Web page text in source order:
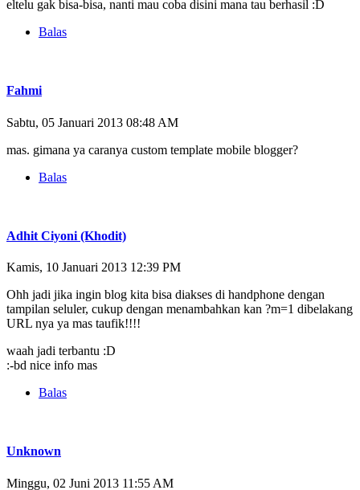
eltelu gak bisa-bisa, nanti mau coba disini mana tau berhasil :D
Balas
Fahmi
Sabtu, 05 Januari 2013 08:48 AM
mas. gimana ya caranya custom template mobile blogger?
Balas
Adhit Ciyoni (Khodit)
Kamis, 10 Januari 2013 12:39 PM
Ohh jadi jika ingin blog kita bisa diakses di handphone dengan
tampilan seluler, cukup dengan menambahkan kan ?m=1 dibelakang
URL nya ya mas taufik!!!!
waah jadi terbantu :D
:-bd nice info mas
Balas
Unknown
Minggu, 02 Juni 2013 11:55 AM